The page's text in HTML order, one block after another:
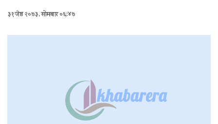
३१ जेष्ठ २०७३, सोमबार ०६:४७